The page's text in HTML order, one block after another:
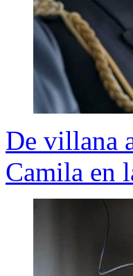
De villana
Camila en